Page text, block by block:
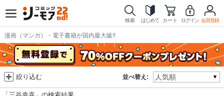
検索 はじめて カート ログイン 会員登録
漫画（マンガ）・電子書籍が国内最大級!!
並べ替え:
絞り込む